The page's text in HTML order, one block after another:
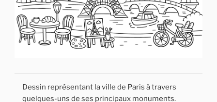
Dessin représentant la ville de Paris à travers
quelques-uns de ses principaux monuments.